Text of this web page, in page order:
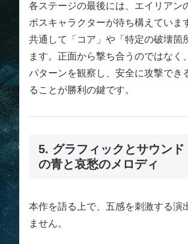
各ステージの最後には、エイリアン
ボスキャラクターが待ち構えていま
共通して「コア」や「特定の破壊箇
ます。正面から撃ち合うのではなく
パターンを観察し、安全に攻撃でき
ることが勝利の鍵です。
5. グラフィックとサウンド
の青と哀愁のメロディ
本作を語る上で、五感を刺激する演
ません。